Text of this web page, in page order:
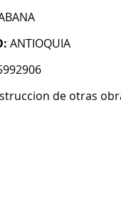
ANTIOQUIA
de otras